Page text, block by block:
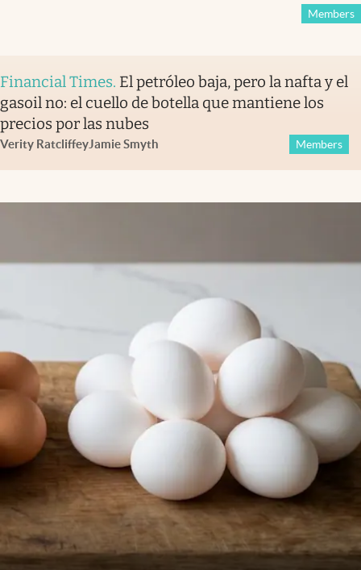
Members
Financial Times. El petróleo baja, pero la nafta y el
gasoil no: el cuello de botella que mantiene los
precios por las nubes
Verity RatcliffeyJamie Smyth Members